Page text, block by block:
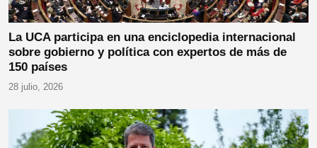
La UCA participa en una enciclopedia internacional
sobre gobierno y política con expertos de más de
150 países
28 julio, 2026